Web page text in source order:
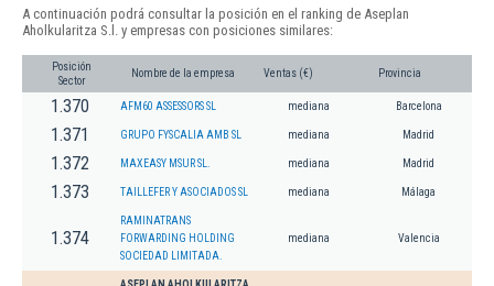
A continuación podrá consultar la posición en el ranking de Aseplan
Aholkularitza S.l. y empresas con posiciones similares:
Posición
Sector
Nombre de la empresa Ventas (€) Provincia
1.370 AFM60 ASSESSORS SL mediana Barcelona
1.371 GRUPO FYSCALIA AMB SL mediana Madrid
1.372 MAXEASY MSUR SL. mediana Madrid
1.373 TAILLEFER Y ASOCIADOS SL mediana Málaga
1.374
RAMINATRANS
FORWARDING HOLDING
SOCIEDAD LIMITADA.
mediana Valencia